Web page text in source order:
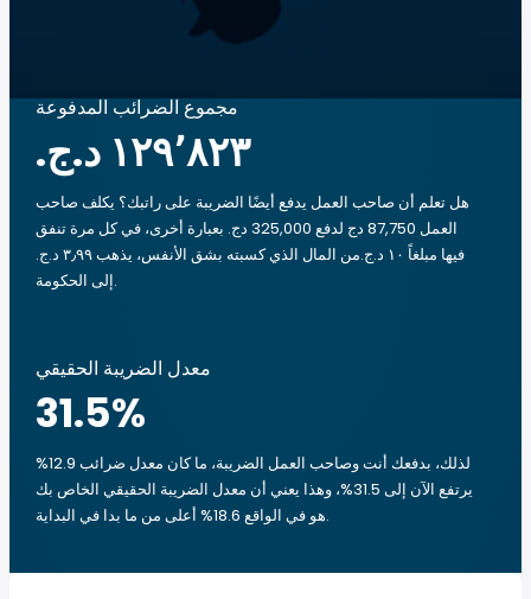
مجموع الضرائب المدفوعة
هل تعلم أن صاحب العمل يدفع أيضًا الضريبة على راتبك؟ يكلف صاحب
العمل 87,750 دج لدفع 325,000 دج. بعبارة أخرى، في كل مرة تنفق
فيها مبلغاً ‏١٠ د.ج.‏من المال الذي كسبته بشق الأنفس، يذهب ‏٣٫٩٩ د.ج.‏
إلى الحكومة.
معدل الضريبة الحقيقي
31.5%
لذلك، بدفعك أنت وصاحب العمل الضريبة، ما كان معدل ضرائب 12.9%
يرتفع الآن إلى 31.5%، وهذا يعني أن معدل الضريبة الحقيقي الخاص بك
هو في الواقع 18.6% أعلى من ما بدا في البداية.